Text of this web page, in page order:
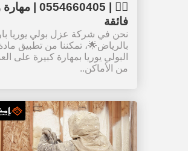
👉🏻 |
فائقة
نحن في شركة عزل بولي يوريا
بالرياض🌟، تمكننا من تطبيق
البولي يوريا بمهارة كبيرة على
من الأماكن..